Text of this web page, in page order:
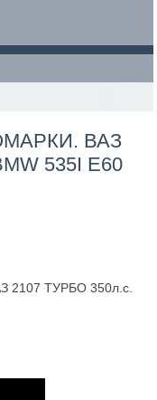
ВАЗ
535I E60